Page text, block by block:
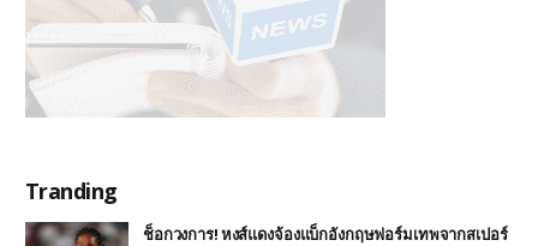
Tranding
ช็อกวงการ! หงส์แดงจ้องแบ็กอังกฤษฟอร์มเทพจากสเปอร์